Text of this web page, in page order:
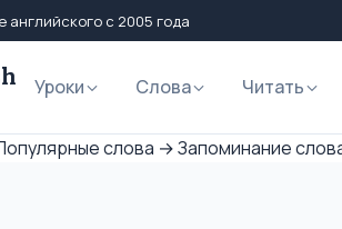
английского с 2005 года
Уроки Слова Читать
слова →Запоминание